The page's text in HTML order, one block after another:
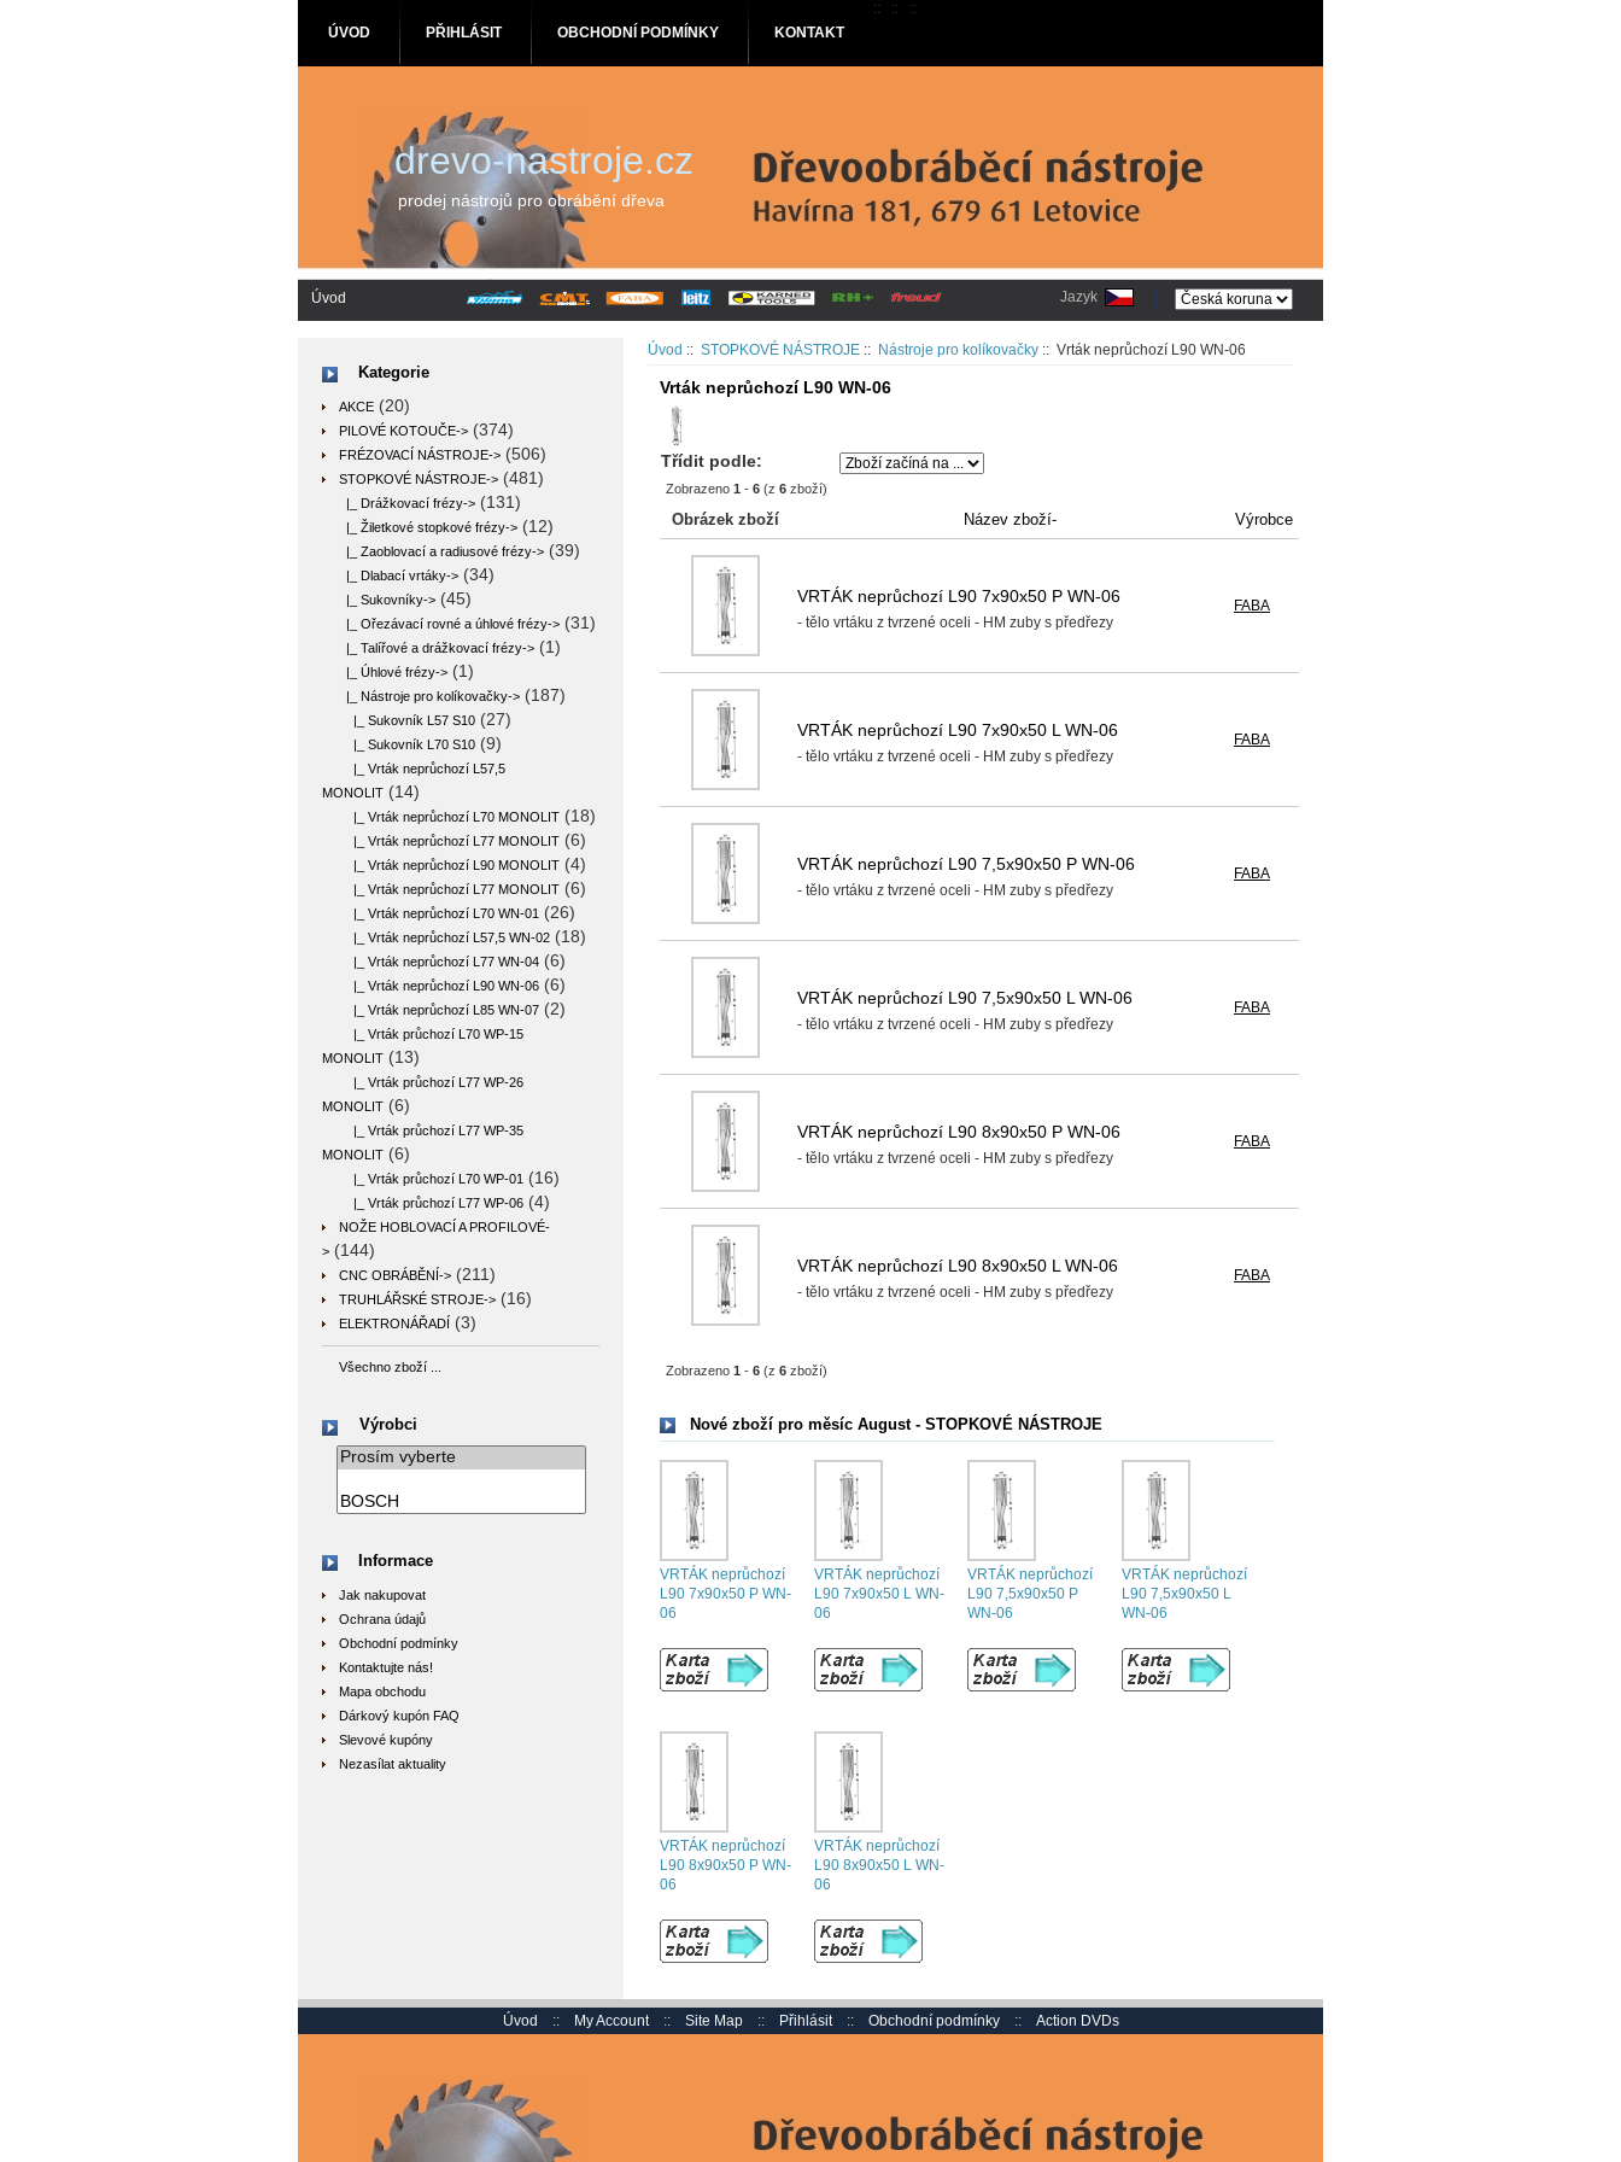
ÚVOD
::
PŘIHLÁSIT
::
OBCHODNÍ PODMÍNKY
::
KONTAKT
drevo-nastroje.cz
prodej nástrojů pro obrábění dřeva
Úvod Jazyk
Kategorie
AKCE (20)
PILOVÉ KOTOUČE-> (374)
FRÉZOVACÍ NÁSTROJE-> (506)
STOPKOVÉ NÁSTROJE-> (481)
|_ Drážkovací frézy-> (131)
|_ Žiletkové stopkové frézy-> (12)
|_ Zaoblovací a radiusové frézy-> (39)
|_ Dlabací vrtáky-> (34)
|_ Sukovníky-> (45)
|_ Ořezávací rovné a úhlové frézy-> (31)
|_ Talířové a drážkovací frézy-> (1)
|_ Úhlové frézy-> (1)
|_ Nástroje pro kolíkovačky-> (187)
|_ Sukovník L57 S10 (27)
|_ Sukovník L70 S10 (9)
|_ Vrták neprůchozí L57,5
MONOLIT (14)
|_ Vrták neprůchozí L70 MONOLIT (18)
|_ Vrták neprůchozí L77 MONOLIT (6)
|_ Vrták neprůchozí L90 MONOLIT (4)
|_ Vrták neprůchozí L77 MONOLIT (6)
|_ Vrták neprůchozí L70 WN-01 (26)
|_ Vrták neprůchozí L57,5 WN-02 (18)
|_ Vrták neprůchozí L77 WN-04 (6)
|_ Vrták neprůchozí L90 WN-06 (6)
|_ Vrták neprůchozí L85 WN-07 (2)
|_ Vrták průchozí L70 WP-15
MONOLIT (13)
|_ Vrták průchozí L77 WP-26
MONOLIT (6)
|_ Vrták průchozí L77 WP-35
MONOLIT (6)
|_ Vrták průchozí L70 WP-01 (16)
|_ Vrták průchozí L77 WP-06 (4)
NOŽE HOBLOVACÍ A PROFILOVÉ-
> (144)
CNC OBRÁBĚNÍ-> (211)
TRUHLÁŘSKÉ STROJE-> (16)
ELEKTRONÁŘADÍ (3)
Všechno zboží ...
Výrobci
Informace
Jak nakupovat
Ochrana údajů
Obchodní podmínky
Kontaktujte nás!
Mapa obchodu
Dárkový kupón FAQ
Slevové kupóny
Nezasílat aktuality
Úvod :: STOPKOVÉ NÁSTROJE :: Nástroje pro kolíkovačky :: Vrták neprůchozí L90 WN-06
Vrták neprůchozí L90 WN-06
Třídit podle:
Zobrazeno1 -6 (z6 zboží)
Obrázek zboží Název zboží- Výrobce
VRTÁK neprůchozí L90 7x90x50 P WN-06
- tělo vrtáku z tvrzené oceli - HM zuby s předřezy
FABA
VRTÁK neprůchozí L90 7x90x50 L WN-06
- tělo vrtáku z tvrzené oceli - HM zuby s předřezy
FABA
VRTÁK neprůchozí L90 7,5x90x50 P WN-06
- tělo vrtáku z tvrzené oceli - HM zuby s předřezy
FABA
VRTÁK neprůchozí L90 7,5x90x50 L WN-06
- tělo vrtáku z tvrzené oceli - HM zuby s předřezy
FABA
VRTÁK neprůchozí L90 8x90x50 P WN-06
- tělo vrtáku z tvrzené oceli - HM zuby s předřezy
FABA
VRTÁK neprůchozí L90 8x90x50 L WN-06
- tělo vrtáku z tvrzené oceli - HM zuby s předřezy
FABA
Zobrazeno1 -6 (z6 zboží)
Nové zboží pro měsíc August - STOPKOVÉ NÁSTROJE
VRTÁK neprůchozí
L90 7x90x50 P WN-
06
VRTÁK neprůchozí
L90 7x90x50 L WN-
06
VRTÁK neprůchozí
L90 7,5x90x50 P
WN-06
VRTÁK neprůchozí
L90 7,5x90x50 L
WN-06
VRTÁK neprůchozí
L90 8x90x50 P WN-
06
VRTÁK neprůchozí
L90 8x90x50 L WN-
06
Úvod :: My Account :: Site Map :: Přihlásit :: Obchodní podmínky :: Action DVDs